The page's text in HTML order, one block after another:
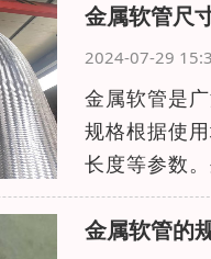
金属软管尺
2024-07-29
金属软管是
规格根据使
长度等参数
金属软管的